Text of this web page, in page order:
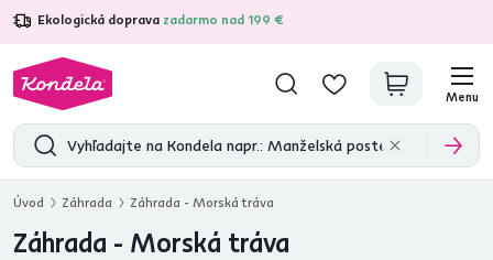
Ekologická doprava zadarmo nad 199 €
4,7 31 285overených produktových recenzií
Menu
Úvod Záhrada Záhrada - Morská tráva
Záhrada - Morská tráva